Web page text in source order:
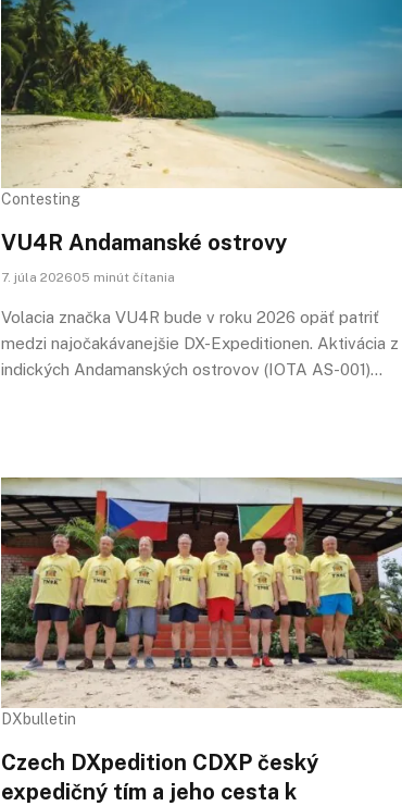
Contesting
VU4R Andamanské ostrovy
7. júla 202605 minút čítania
Volacia značka VU4R bude v roku 2026 opäť patriť
medzi najočakávanejšie DX-Expeditionen. Aktivácia z
indických Andamanských ostrovov (IOTA AS-001)…
DXbulletin
Czech DXpedition CDXP český
expedičný tím a jeho cesta k